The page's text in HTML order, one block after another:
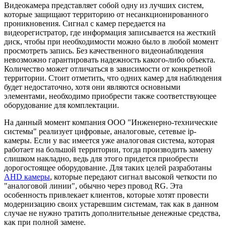
Видеокамера представляет собой одну из лучших систем,
которые защищают территорию от несанкционированного
проникновения. Сигнал с камер передается на
видеорегистратор, где информация записывается на жесткий
диск, чтобы при необходимости можно было в любой момент
просмотреть запись. Без качественного видеонаблюдения
невозможно гарантировать надежность какого-либо объекта.
Количество может отличаться в зависимости от конкретной
территории. Стоит отметить, что одних камер для наблюдения
будет недостаточно, хотя они являются основными
элементами, необходимо приобрести также соответствующее
оборудование для комплектации.
На данный момент компания ООО "Инженерно-технические
системы" реализует цифровые, аналоговые, сетевые ip-
камеры. Если у вас имеется уже аналоговая система, которая
работает на большой территории, тогда производить замену
слишком накладно, ведь для этого придется приобрести
дорогостоящее оборудование. Для таких целей разработаны
AHD камеры, которые передают сигнал высокой четкости по
"аналоговой линии", обычно через провод RG. Эта
особенность привлекает клиентов, которые хотят провести
модернизацию своих устаревшим системам, так как в данном
случае не нужно тратить дополнительные денежные средства,
как при полной замене.